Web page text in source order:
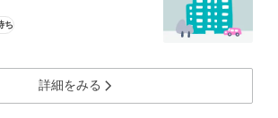
ち
詳細をみる